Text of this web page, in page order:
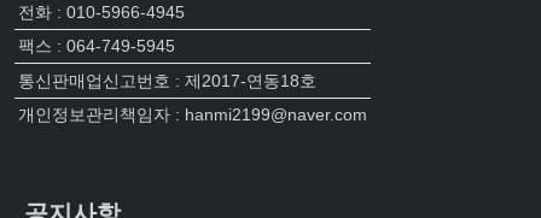
전화 : 010-5966-4945
팩스 : 064-749-5945
통신판매업신고번호 : 제2017-연동18호
개인정보관리책임자 : hanmi2199@naver.com